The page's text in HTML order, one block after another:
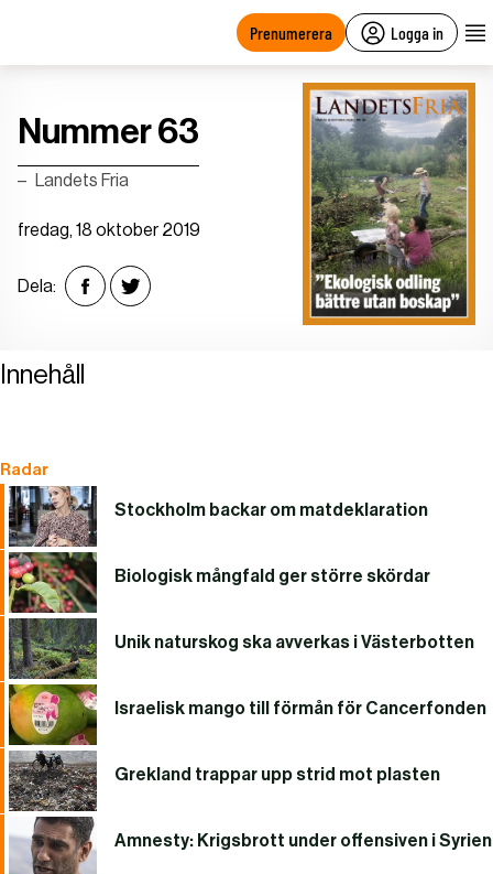
Prenumerera Logga in
Nummer 63
Landets Fria
fredag, 18 oktober 2019
Dela:
Innehåll
Radar
Stockholm backar om matdeklaration
Biologisk mångfald ger större skördar
Unik naturskog ska avverkas i Västerbotten
Israelisk mango till förmån för Cancerfonden
Grekland trappar upp strid mot plasten
Amnesty: Krigsbrott under offensiven i Syrien